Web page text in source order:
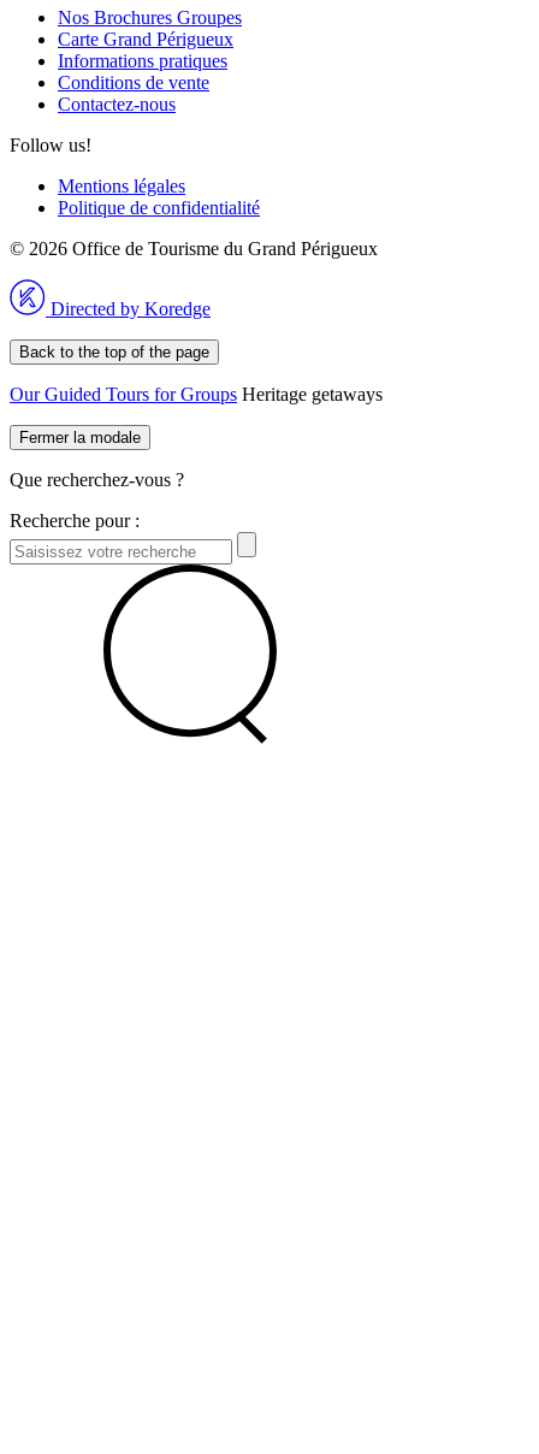
Nos Brochures Groupes
Carte Grand Périgueux
Informations pratiques
Conditions de vente
Contactez-nous
Follow us!
Mentions légales
Politique de confidentialité
© 2026 Office de Tourisme du Grand Périgueux
Directed by Koredge
Back to the top of the page
Our Guided Tours for Groups Heritage getaways
Fermer la modale
Que recherchez-vous ?
Recherche pour :